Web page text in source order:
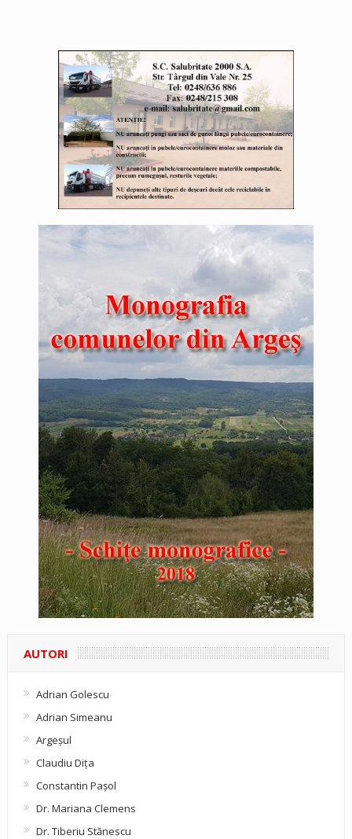
AUTORI
Adrian Golescu
Adrian Simeanu
Argeşul
Claudiu Diţa
Constantin Pașol
Dr. Mariana Clemens
Dr. Tiberiu Stănescu